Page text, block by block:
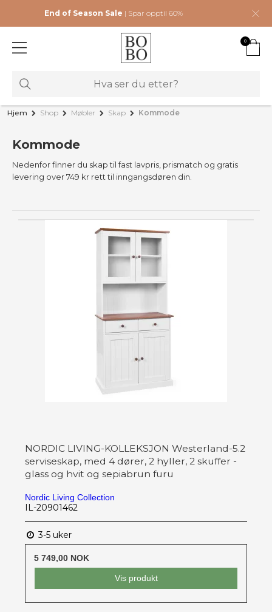
End of Season Sale | Spar opptil 60%
0
Hjem Shop Møbler Skap Kommode
Kommode
Nedenfor finner du skap til fast lavpris, prismatch og gratis
levering over 749 kr rett til inngangsdøren din.
NORDIC LIVING-KOLLEKSJON Westerland-5.2
serviseskap, med 4 dører, 2 hyller, 2 skuffer -
glass og hvit og sepiabrun furu
Nordic Living Collection
IL-20901462
3-5 uker
5 749,00 NOK
Vis produkt